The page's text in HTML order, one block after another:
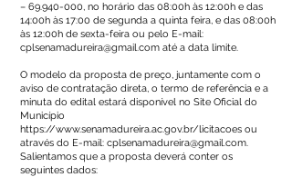
– 69.940-000, no horário das 08:00h às 12:00h e das
14:00h às 17:00 de segunda a quinta feira, e das 08:00h
às 12:00h de sexta-feira ou pelo E-mail:
cplsenamadureira@gmail.com até a data limite.
O modelo da proposta de preço, juntamente com o
aviso de contratação direta, o termo de referência e a
minuta do edital estará disponível no Site Oficial do
Município
https://www.senamadureira.ac.gov.br/licitacoes ou
através do E-mail: cplsenamadureira@gmail.com.
Salientamos que a proposta deverá conter os
seguintes dados: